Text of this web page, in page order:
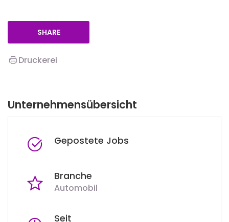
SHARE
Druckerei
Unternehmensübersicht
Gepostete Jobs
Branche
Automobil
Seit